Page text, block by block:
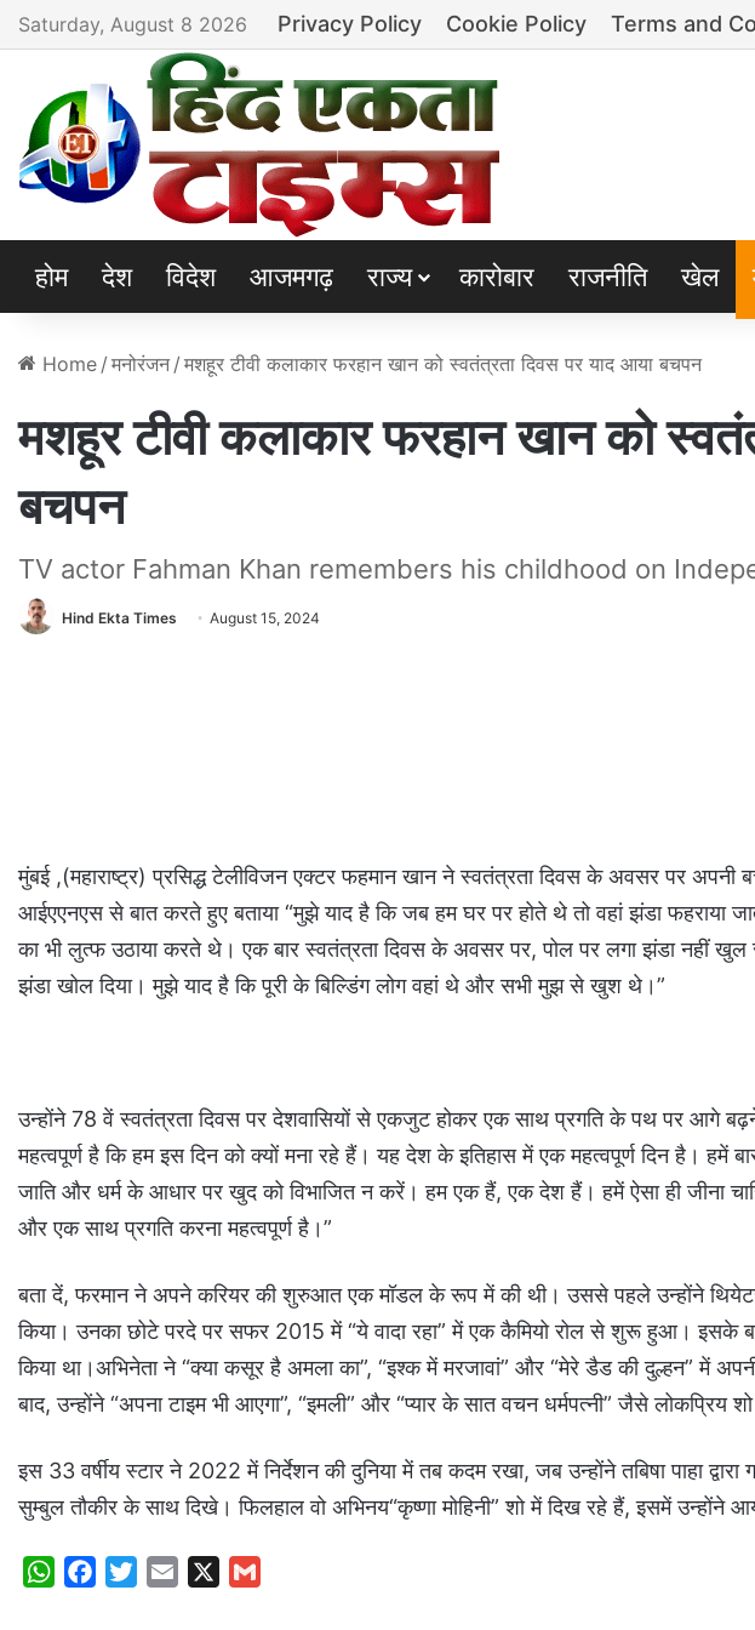
Saturday, August 8 2026 Privacy Policy Cookie Policy Terms and
होम देश विदेश आजमगढ़ राज्य कारोबार राजनीति खेल
Home / मनोरंजन / मशहूर टीवी कलाकार फरहान खान को स्वतंत्रता दिवस पर याद आया बचपन
मशहूर टीवी कलाकार फरहान खान को
बचपन
TV actor Fahman Khan remembers his childhood on
Hind Ekta Times August 15, 2024
मुंबई ,(महाराष्ट्र) प्रसिद्ध टेलीविजन एक्टर फहमान खान ने स्वतंत्रता दिवस के अवसर पर
आईएएनएस से बात करते हुए बताया “मुझे याद है कि जब हम घर पर होते थे तो वहां झंडा फहराया
का भी लुत्फ उठाया करते थे। एक बार स्वतंत्रता दिवस के अवसर पर, पोल पर लगा झंडा नहीं खुल
झंडा खोल दिया। मुझे याद है कि पूरी के बिल्डिंग लोग वहां थे और सभी मुझ से खुश थे।”
उन्होंने 78 वें स्वतंत्रता दिवस पर देशवासियों से एकजुट होकर एक साथ प्रगति के पथ पर आगे
महत्वपूर्ण है कि हम इस दिन को क्यों मना रहे हैं। यह देश के इतिहास में एक महत्वपूर्ण दिन है। हमें
जाति और धर्म के आधार पर खुद को विभाजित न करें। हम एक हैं, एक देश हैं। हमें ऐसा ही जीना
और एक साथ प्रगति करना महत्वपूर्ण है।”
बता दें, फरमान ने अपने करियर की शुरुआत एक मॉडल के रूप में की थी। उससे पहले उन्होंने
किया। उनका छोटे परदे पर सफर 2015 में “ये वादा रहा” में एक कैमियो रोल से शुरू हुआ। इसके
किया था।अभिनेता ने “क्या कसूर है अमला का”, “इश्क में मरजावां” और “मेरे डैड की दुल्हन” में
बाद, उन्होंने “अपना टाइम भी आएगा”, “इमली” और “प्यार के सात वचन धर्मपत्नी” जैसे लोकप्रिय
इस 33 वर्षीय स्टार ने 2022 में निर्देशन की दुनिया में तब कदम रखा, जब उन्होंने तबिषा पाहा द्वारा
सुम्बुल तौकीर के साथ दिखे। फिलहाल वो अभिनय“कृष्णा मोहिनी” शो में दिख रहे हैं, इसमें उन्होंने
W